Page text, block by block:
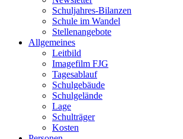
Schuljahres-Bilanzen
Schule im Wandel
Stellenangebote
Allgemeines
Leitbild
Imagefilm FJG
Tagesablauf
Schulgebäude
Schulgelände
Lage
Schulträger
Kosten